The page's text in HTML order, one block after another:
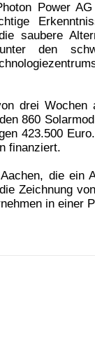
Power
saubere
den
drei
860
423.500
finanziert.
die ein
Zeichnung
in einer